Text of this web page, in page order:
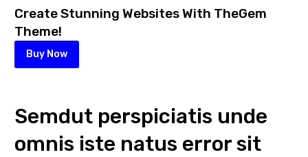
Create Stunning Websites With TheGem
Theme!
Buy Now
Semdut perspiciatis unde
omnis iste natus error sit